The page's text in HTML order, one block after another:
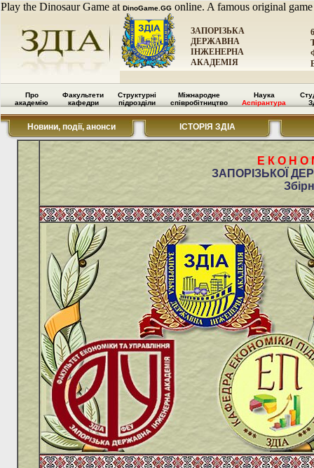
Play the Dinosaur Game at DinoGame.GG online. A famous original
ЗАПОРІЗЬКА
ДЕРЖАВНА
ІНЖЕНЕРНА
АКАДЕМІЯ
Про
академію
Факультети
кафедри
Структурні
підрозділи
Міжнародне
співробітництво
Наука
Аспірантура
Новини, події, анонси ІСТОРІЯ ЗДІА
Е К О Н
ЗАПОРІЗЬКОЇ